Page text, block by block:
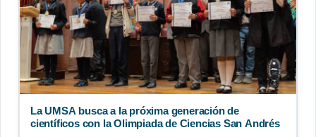
La UMSA busca a la próxima generación de
científicos con la Olimpiada de Ciencias San Andrés